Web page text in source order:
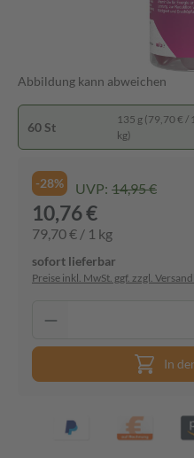
Abbildung kann abweichen
60 St
135 g (79,70 € / 1
kg)
-28% UVP: 14,95 €
10,76 €
79,70 € / 1 kg
sofort lieferbar
Preise inkl. MwSt. ggf. zzgl.
In